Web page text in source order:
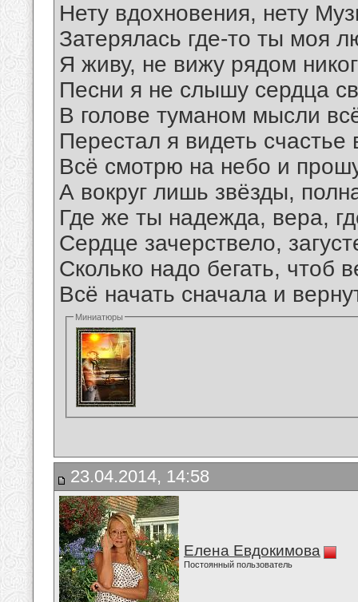
Нету вдохновения, нету
Затерялась где-то ты моя
Я живу, не вижу рядом
Песни я не слышу сердца
В голове туманом мысли
Перестал я видеть счастье
Всё смотрю на небо и
А вокруг лишь звёзды,
Где же ты надежда, вера,
Сердце зачерствело,
Сколько надо бегать, чтоб
Всё начать сначала и
Миниатюры
23.04.2014, 14:58
Елена Евдокимова
Постоянный пользователь